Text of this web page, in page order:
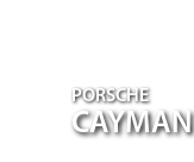
PORSCHE